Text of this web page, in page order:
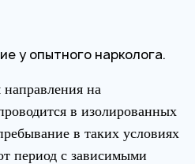
у опытного нарколога.
на
в изолированных
в таких условиях
период с зависимыми